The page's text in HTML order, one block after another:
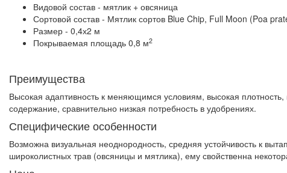
Видовой состав - мятлик + овсяница
Сортовой состав - Мятлик сортов Blue Chip, Full Moon (Poa
Размер - 0,4х2 м
Покрываемая площадь 0,8 м2
Преимущества
Высокая адаптивность к меняющимся условиям, высокая
содержание, сравнительно низкая потребность в удобрениях.
Специфические особенности
Возможна визуальная неоднородность, средняя устойчивость к
широколистных трав (овсяницы и мятлика), ему свойственна